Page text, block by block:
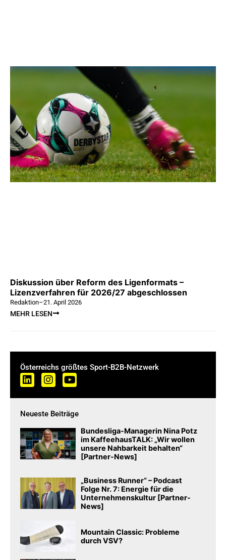
Diskussion über Reform des Ligenformats –
Lizenzverfahren für 2026/27 abgeschlossen
Redaktion–21. April 2026
MEHR LESEN
Österreichs größtes Sport-B2B-Netzwerk
Neueste Beiträge
Bundesliga-Managerin Nina Potz
im KaffeehausTALK: „Wir wollen
unsere Nahbarkeit behalten“
[Partner-News]
„Business Runner“ – Podcast
Folge Nr. 7: Energie für die
Unternehmenskultur [Partner-
News]
Mountain Classic: Probleme
durch VSV?